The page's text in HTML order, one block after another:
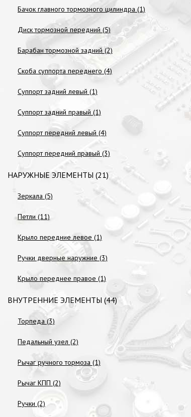
Бачок главного тормозного цилиндра (1)
Диск тормозной передний (5)
Барабан тормозной задний (2)
Скоба суппорта переднего (4)
Суппорт задний левый (1)
Суппорт задний правый (1)
Суппорт передний левый (4)
Суппорт передний правый (3)
НАРУЖНЫЕ ЭЛЕМЕНТЫ (21)
Зеркала (5)
Петли (11)
Крыло передние левое (1)
Ручки дверные наружние (3)
Крыло переднее правое (1)
ВНУТРЕННИЕ ЭЛЕМЕНТЫ (44)
Торпеда (3)
Педальный узел (2)
Рычаг ручного тормоза (1)
Рычаг КПП (2)
Ручки (2)